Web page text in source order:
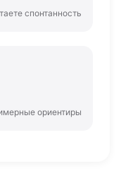
спонтанность
ориентиры